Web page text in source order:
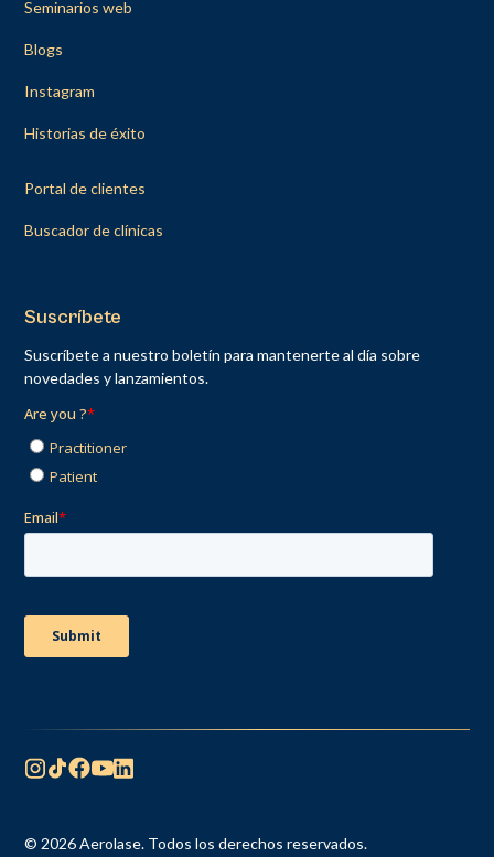
Seminarios web
Blogs
Instagram
Historias de éxito
Portal de clientes
Buscador de clínicas
Suscríbete
Suscríbete a nuestro boletín para mantenerte al día sobre
novedades y lanzamientos.
© 2026 Aerolase. Todos los derechos reservados.